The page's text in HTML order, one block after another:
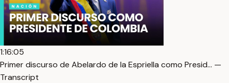
1:16:05
Primer discurso de Abelardo de la Espriella como Presid… —
Transcript